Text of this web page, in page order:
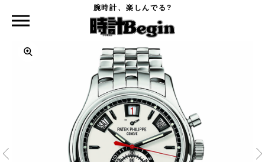
腕時計、楽しんでる?
PATEK PHILIPPE 5960